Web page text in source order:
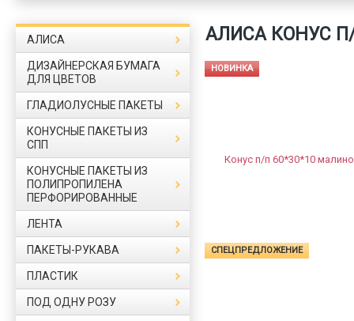
АЛИСА
ДИЗАЙНЕРСКАЯ БУМАГА
ДЛЯ ЦВЕТОВ
ГЛАДИОЛУСНЫЕ ПАКЕТЫ
КОНУСНЫЕ ПАКЕТЫ ИЗ
СПП
КОНУСНЫЕ ПАКЕТЫ ИЗ
ПОЛИПРОПИЛЕНА
ПЕРФОРИРОВАННЫЕ
ЛЕНТА
ПАКЕТЫ-РУКАВА
ПЛАСТИК
ПОД ОДНУ РОЗУ
АЛИСА КОНУС
НОВИНКА
СПЕЦПРЕДЛОЖЕНИЕ